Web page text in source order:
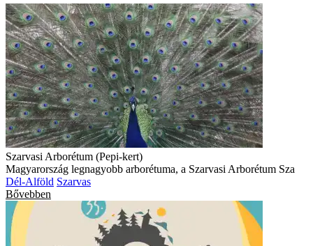
Szarvasi Arborétum (Pepi-kert)
Magyarország legnagyobb arborétuma, a Szarvasi Arborétum Sza
Dél-Alföld Szarvas
Bővebben